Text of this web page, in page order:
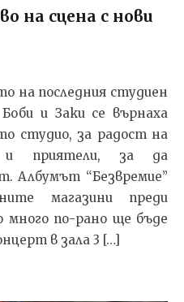
на сцена с нови
на последния студиен
и Заки се върнаха
студио, за радост на
и приятели, за да
Албумът “Безвремие”
магазини преди
много по-рано ще бъде
в зала 3 […]